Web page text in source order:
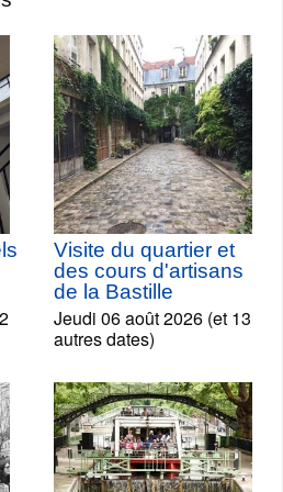
Visite du quartier et
des cours d'artisans
de la Bastille
Jeudi 06 août 2026 (et 13
autres dates)